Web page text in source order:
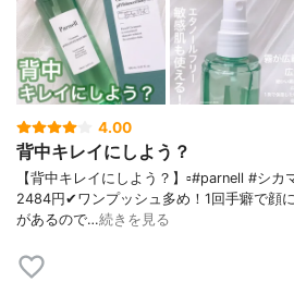
4.00
背中キレイにしよう？
【背中キレイにしよう？】▫️#parnell #シ
2484円✔ワンプッシュ多め！1回手癖で顔
があるので…続きを見る